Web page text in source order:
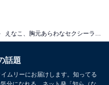
話題
ムリーにお届けします。知ってる